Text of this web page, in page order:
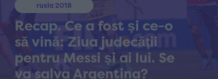
rusia 2018
Recap. Ce a fost și ce-o
să vină: Ziua judecății
pentru Messi și ai lui. Se
va salva Argentina?